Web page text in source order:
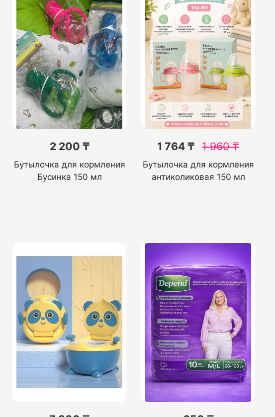
2 200 ₸
Бутылочка для кормления
Бусинка 150 мл
1 764 ₸ 1 960₸
Бутылочка для кормления
антиколиковая 150 мл